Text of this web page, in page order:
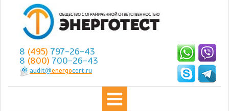
8 (495) 797-26-43
8 (800) 700-26-43
audit@energocert.ru